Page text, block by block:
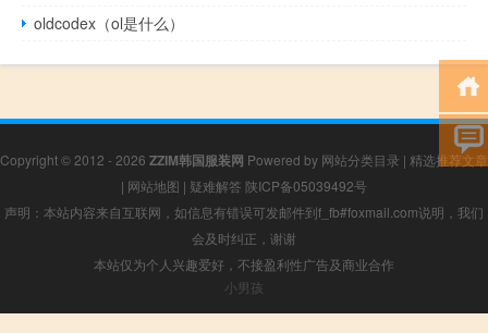
oldcodex（ol是什么）
Copyright © 2012 - 2026 ZZIM韩国服装网 Powered by 网站分类目录 | 精选推荐文章
| 网站地图 | 疑难解答 陕ICP备05039492号
声明：本站内容来自互联网，如信息有错误可发邮件到f_fb#foxmail.com说明，我们
会及时纠正，谢谢
本站仅为个人兴趣爱好，不接盈利性广告及商业合作
小男孩